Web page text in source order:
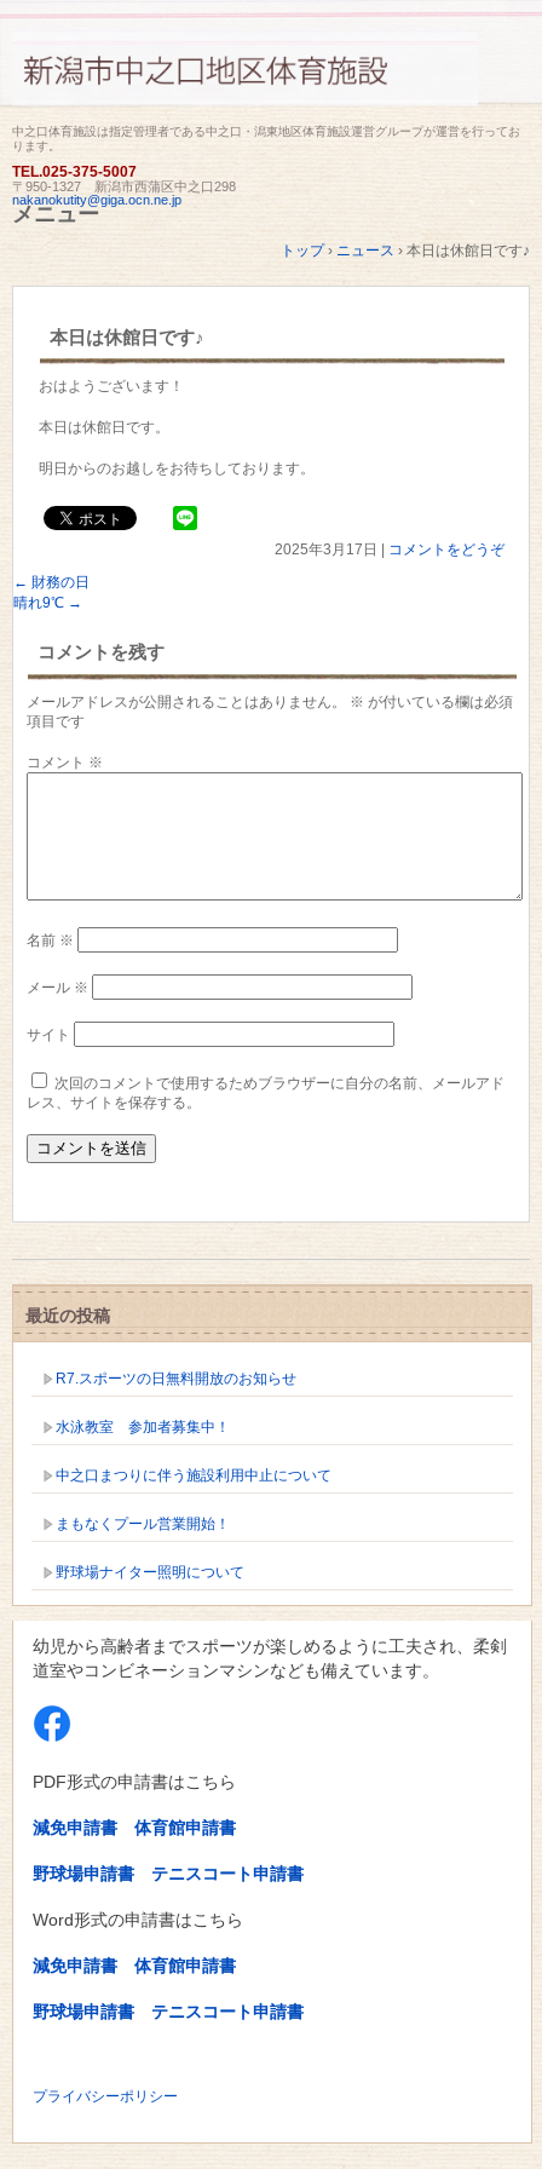
中之口体育施設は指定管理者である中之口・潟東地区体育施設運営グループが運営を行ってお
ります。
TEL.025-375-5007
〒950-1327 新潟市西蒲区中之口298
nakanokutity@giga.ocn.ne.jp
メニュー
トップ › ニュース › 本日は休館日です♪
本日は休館日です♪
おはようございます！
本日は休館日です。
明日からのお越しをお待ちしております。
2025年3月17日
コメントをどうぞ
← 財務の日
晴れ9℃ →
コメントを残す
メールアドレスが公開されることはありません。 ※ が付いている欄は必須
項目です
コメント ※
名前 ※
メール ※
サイト
次回のコメントで使用するためブラウザーに自分の名前、メールアド
レス、サイトを保存する。
最近の投稿
R7.スポーツの日無料開放のお知らせ
水泳教室 参加者募集中！
中之口まつりに伴う施設利用中止について
まもなくプール営業開始！
野球場ナイター照明について
幼児から高齢者までスポーツが楽しめるように工夫され、柔剣
道室やコンビネーションマシンなども備えています。
PDF形式の申請書はこちら
減免申請書 体育館申請書
野球場申請書 テニスコート申請書
Word形式の申請書はこちら
減免申請書 体育館申請書
野球場申請書 テニスコート申請書
プライバシーポリシー